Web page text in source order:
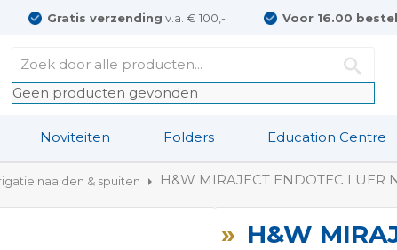
Gratis verzending v.a. € 100,- Voor 16.00
Geen producten gevonden
Noviteiten Folders Education Centre
naalden & spuiten H&W MIRAJECT ENDOTEC LUER
H&W